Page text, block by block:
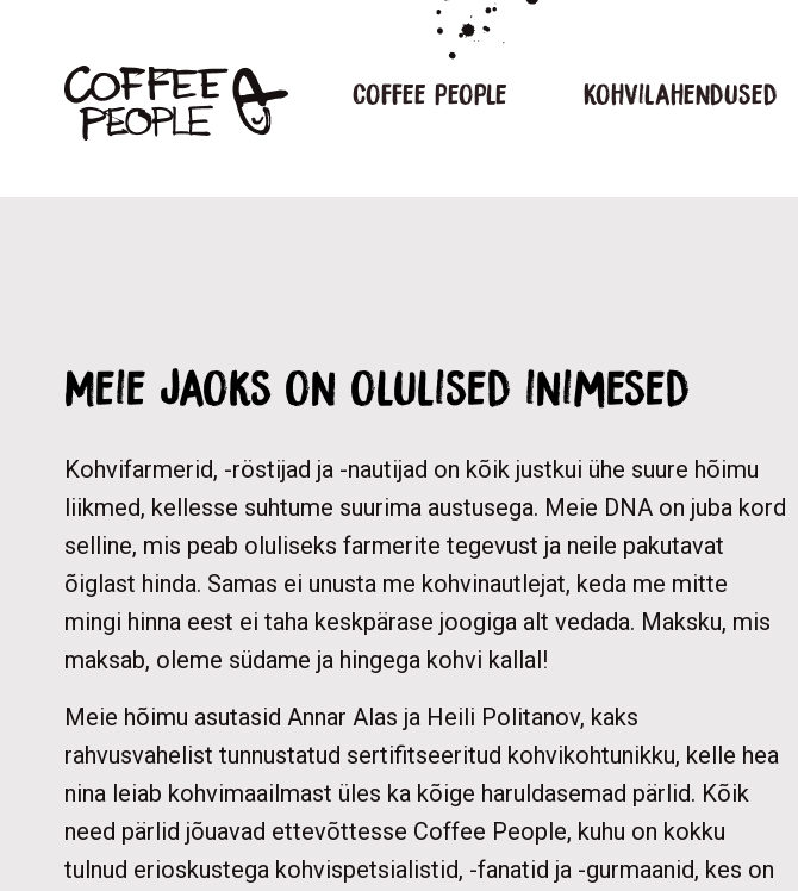
Coffee people Kohvilahendused
Meie jaoks on olulised inimesed
Kohvifarmerid, -röstijad ja -nautijad on kõik justkui ühe suure hõimu
liikmed, kellesse suhtume suurima austusega. Meie DNA on juba kord
selline, mis peab oluliseks farmerite tegevust ja neile pakutavat
õiglast hinda. Samas ei unusta me kohvinautlejat, keda me mitte
mingi hinna eest ei taha keskpärase joogiga alt vedada. Maksku, mis
maksab, oleme südame ja hingega kohvi kallal!
Meie hõimu asutasid Annar Alas ja Heili Politanov, kaks
rahvusvahelist tunnustatud sertifitseeritud kohvikohtunikku, kelle hea
nina leiab kohvimaailmast üles ka kõige haruldasemad pärlid. Kõik
need pärlid jõuavad ettevõttesse Coffee People, kuhu on kokku
tulnud erioskustega kohvispetsialistid, -fanatid ja -gurmaanid, kes on